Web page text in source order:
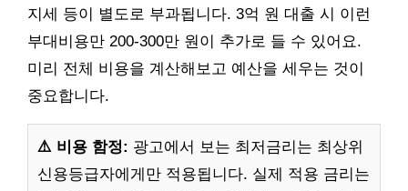
지세 등이 별도로 부과됩니다. 3억 원 대출 시 이런
부대비용만 200-300만 원이 추가로 들 수 있어요.
미리 전체 비용을 계산해보고 예산을 세우는 것이
중요합니다.
⚠️ 비용 함정: 광고에서 보는 최저금리는 최상위
신용등급자에게만 적용됩니다. 실제 적용 금리는